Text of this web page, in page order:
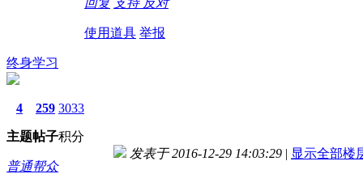
使用道具 举报
终身学习
4
主题
259
帖子
3033
积分
普通帮众
发表于 2016-12-29 14:03:29 | 显示全部楼